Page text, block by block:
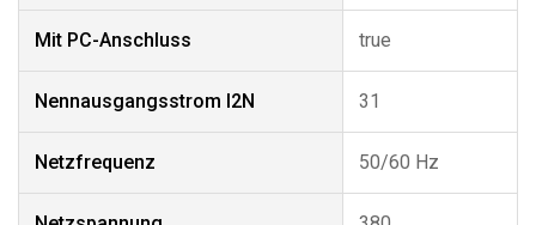
Mit PC-Anschluss true
Nennausgangsstrom I2N 31
Netzfrequenz 50/60 Hz